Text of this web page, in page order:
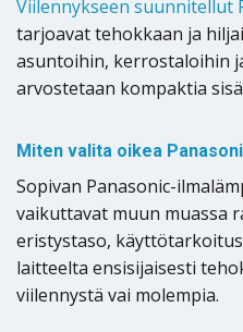
Viilennykseen suunnitellut
tarjoavat tehokkaan ja
asuntoihin, kerrostaloihin
arvostetaan kompaktia
Miten valita oikea
Sopivan Panasonic-
vaikuttavat muun muassa
eristystaso,
laitteelta ensisijaisesti
viilennystä vai molempia.